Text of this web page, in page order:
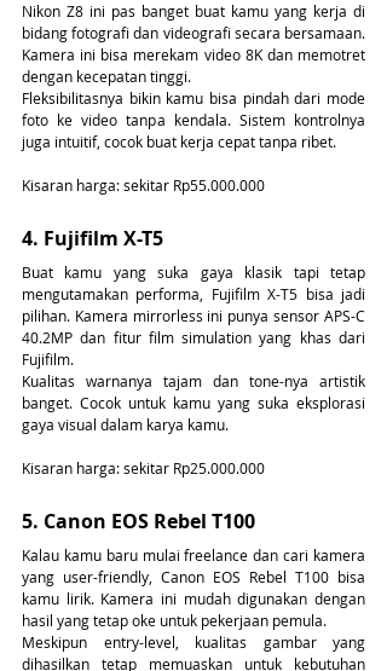
Nikon Z8 ini pas banget buat kamu yang kerja di
bidang fotografi dan videografi secara bersamaan.
Kamera ini bisa merekam video 8K dan memotret
dengan kecepatan tinggi.
Fleksibilitasnya bikin kamu bisa pindah dari mode
foto ke video tanpa kendala. Sistem kontrolnya
juga intuitif, cocok buat kerja cepat tanpa ribet.
Kisaran harga: sekitar Rp55.000.000
4. Fujifilm X-T5
Buat kamu yang suka gaya klasik tapi tetap
mengutamakan performa, Fujifilm X-T5 bisa jadi
pilihan. Kamera mirrorless ini punya sensor APS-C
40.2MP dan fitur film simulation yang khas dari
Fujifilm.
Kualitas warnanya tajam dan tone-nya artistik
banget. Cocok untuk kamu yang suka eksplorasi
gaya visual dalam karya kamu.
Kisaran harga: sekitar Rp25.000.000
5. Canon EOS Rebel T100
Kalau kamu baru mulai freelance dan cari kamera
yang user-friendly, Canon EOS Rebel T100 bisa
kamu lirik. Kamera ini mudah digunakan dengan
hasil yang tetap oke untuk pekerjaan pemula.
Meskipun entry-level, kualitas gambar yang
dihasilkan tetap memuaskan untuk kebutuhan